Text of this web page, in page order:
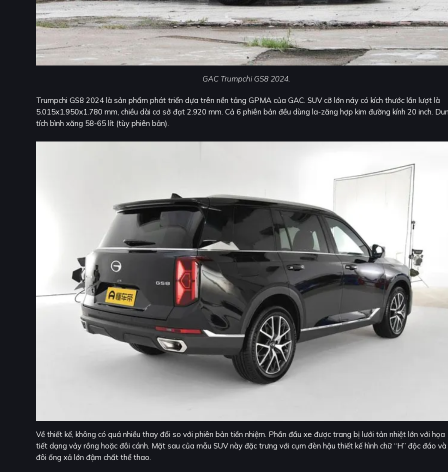
GAC Trumpchi GS8 2024.
Trumpchi GS8 2024 là sản phẩm phát triển dựa trên nền tảng GPMA của GAC. SUV cỡ lớn náy có kích thước lần lượt là
5.015x1.950x1.780 mm, chiều dài cơ sở đạt 2.920 mm. Cả 6 phiên bản đều dùng la-zăng hợp kim đường kính 20 inch.
tích bình xăng 58-65 lít (tùy phiên bản).
Về thiết kế, không có quá nhiều thay đổi so với phiên bản tiền nhiệm. Phần đầu xe được trang bị lưới tản nhiệt lớn với họa
tiết dạng vảy rồng hoặc đôi cánh. Mặt sau của mẫu SUV này đặc trưng với cụm đèn hậu thiết kế hình chữ “H” độc đáo và
đôi ống xả lớn đậm chất thể thao.